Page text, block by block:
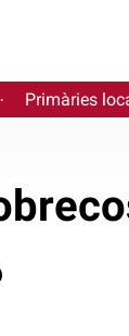
· Primàries